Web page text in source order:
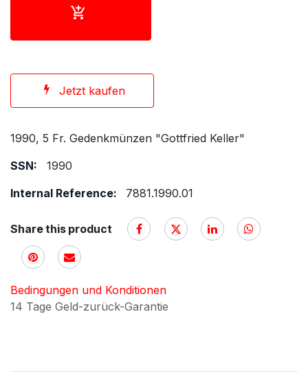
Jetzt kaufen
1990, 5 Fr. Gedenkmünzen "Gottfried Keller"
SSN:
1990
Internal Reference:
7881.1990.01
Share this product
Bedingungen und Konditionen
14 Tage Geld-zurück-Garantie